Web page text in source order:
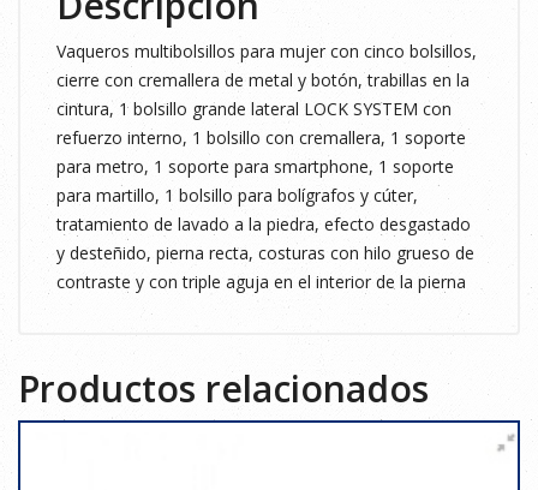
cantidad
Vaqueros multibolsillos para mujer con cinco bolsillos,
cierre con cremallera de metal y botón, trabillas en la
cintura, 1 bolsillo grande lateral LOCK SYSTEM con
refuerzo interno, 1 bolsillo con cremallera, 1 soporte
para metro, 1 soporte para smartphone, 1 soporte
para martillo, 1 bolsillo para bolígrafos y cúter,
tratamiento de lavado a la piedra, efecto desgastado
y desteñido, pierna recta, costuras con hilo grueso de
contraste y con triple aguja en el interior de la pierna
Productos relacionados